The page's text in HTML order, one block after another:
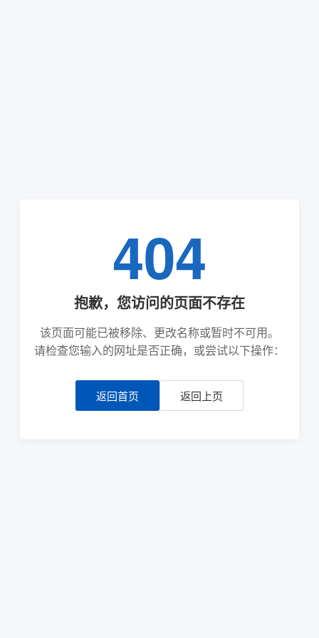
404
抱歉，您访问的页面不存在
该页面可能已被移除、更改名称或暂时不可用。
请检查您输入的网址是否正确，或尝试以下操作：
返回首页 返回上页